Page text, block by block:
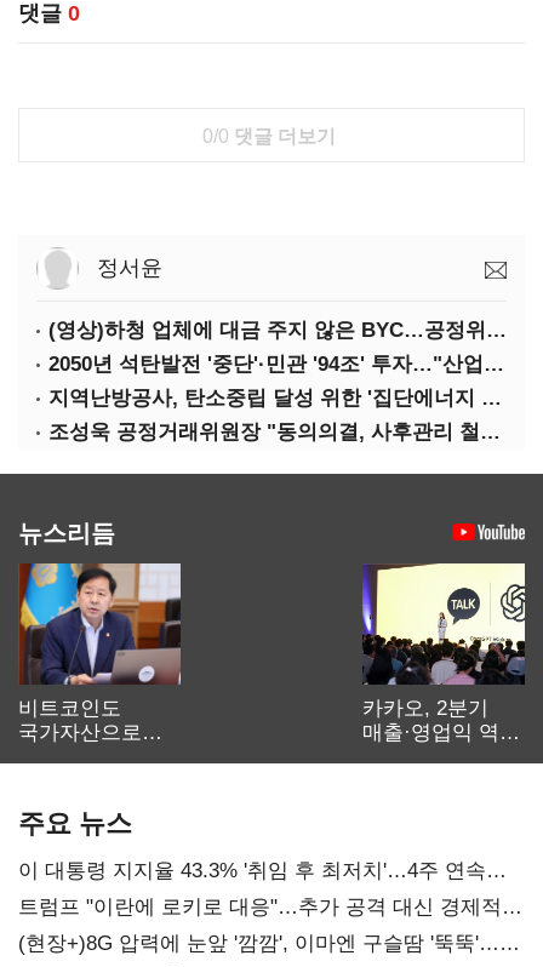
댓글 0
0/0 댓글 더보기
정서윤
(영상)하청 업체에 대금 주지 않은 BYC…공정위 '제재'
2050년 석탄발전 '중단'·민관 '94조' 투자…"산업계 탄소중립에 고삐"
지역난방공사, 탄소중립 달성 위한 '집단에너지 컨퍼런스' 개최
조성욱 공정거래위원장 "동의의결, 사후관리 철저히 이뤄져야"
뉴스리듬
비트코인도
국가자산으로…'
카카오, 2분기
매출·영업익 역대
주요 뉴스
이 대통령 지지율 43.3% '취임 후 최저치'…4주 연속
'하락'
트럼프 "이란에 로키로 대응"…추가 공격 대신 경제적
압박 시사
(현장+)8G 압력에 눈앞 '깜깜', 이마엔 구슬땀 '뚝뚝'…